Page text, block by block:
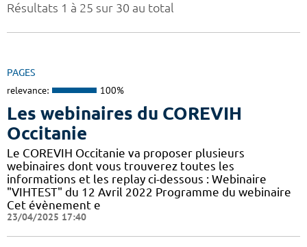
Résultats 1 à 25 sur 30 au total
PAGES
relevance: 100%
Les webinaires du COREVIH
Occitanie
Le COREVIH Occitanie va proposer plusieurs
webinaires dont vous trouverez toutes les
informations et les replay ci-dessous : Webinaire
"VIHTEST" du 12 Avril 2022 Programme du webinaire
Cet évènement e
23/04/2025 17:40